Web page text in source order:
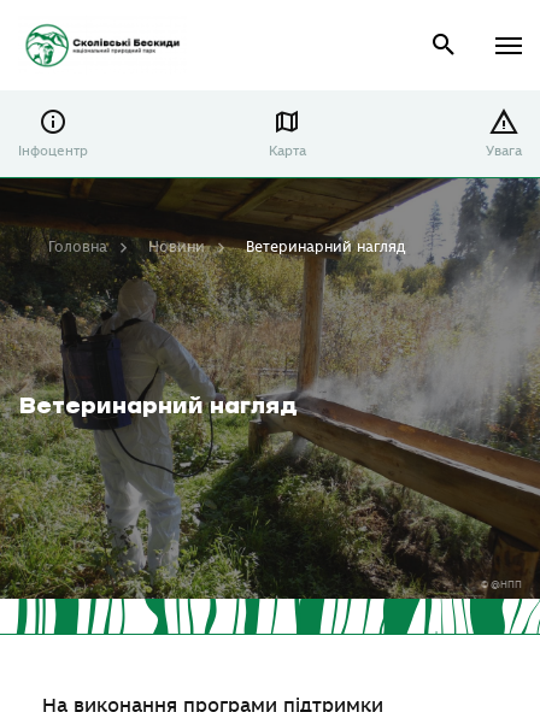
Інфоцентр Карта Увага
Ветеринарний нагляд
Головна Новини Ветеринарний нагляд
© @НПП
На виконання програми підтримки